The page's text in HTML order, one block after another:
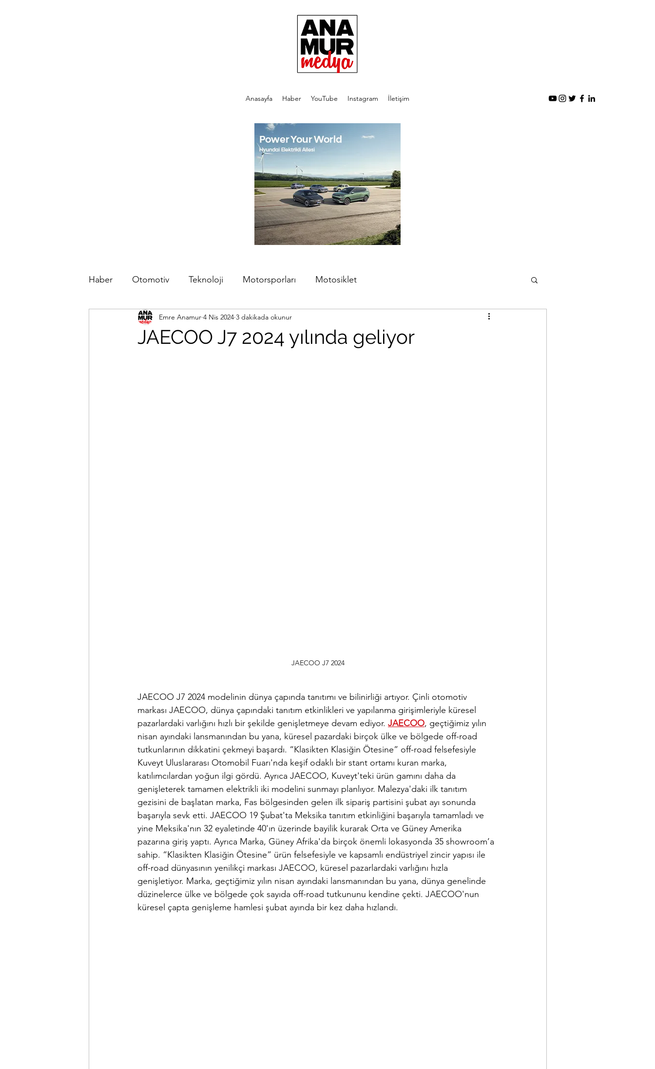
Anasayfa Haber YouTube Instagram İletişim
Haber Otomotiv Teknoloji Motorsporları Motosiklet
JAECOO J7 2024 yılında geliyor
Emre Anamur 4 Nis 2024 3 dakikada okunur
JAECOO J7 2024
JAECOO J7 2024 modelinin dünya çapında tanıtımı ve bilinirliği artıyor. Çinli otomotiv
markası JAECOO, dünya çapındaki tanıtım etkinlikleri ve yapılanma girişimleriyle küresel
pazarlardaki varlığını hızlı bir şekilde genişletmeye devam ediyor. JAECOO, geçtiğimiz yılın
nisan ayındaki lansmanından bu yana, küresel pazardaki birçok ülke ve bölgede off-road
tutkunlarının dikkatini çekmeyi başardı. “Klasikten Klasiğin Ötesine” off-road felsefesiyle
Kuveyt Uluslararası Otomobil Fuarı'nda keşif odaklı bir stant ortamı kuran marka,
katılımcılardan yoğun ilgi gördü. Ayrıca JAECOO, Kuveyt'teki ürün gamını daha da
genişleterek tamamen elektrikli iki modelini sunmayı planlıyor. Malezya'daki ilk tanıtım
gezisini de başlatan marka, Fas bölgesinden gelen ilk sipariş partisini şubat ayı sonunda
başarıyla sevk etti. JAECOO 19 Şubat'ta Meksika tanıtım etkinliğini başarıyla tamamladı ve
yine Meksika'nın 32 eyaletinde 40'ın üzerinde bayilik kurarak Orta ve Güney Amerika
pazarına giriş yaptı. Ayrıca Marka, Güney Afrika'da birçok önemli lokasyonda 35 showroom’a
sahip. “Klasikten Klasiğin Ötesine” ürün felsefesiyle ve kapsamlı endüstriyel zincir yapısı ile
off-road dünyasının yenilikçi markası JAECOO, küresel pazarlardaki varlığını hızla
genişletiyor. Marka, geçtiğimiz yılın nisan ayındaki lansmanından bu yana, dünya genelinde
düzinelerce ülke ve bölgede çok sayıda off-road tutkununu kendine çekti. JAECOO'nun
küresel çapta genişleme hamlesi şubat ayında bir kez daha hızlandı.